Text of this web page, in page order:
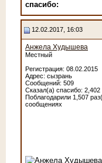
cпасибо:
12.02.2017, 16:03
Анжела Худышева
Местный
Регистрация: 08.02.2015
Адрес: сызрань
Сообщений: 509
Сказал(а) спасибо: 2,402
Поблагодарили 1,507
сообщениях